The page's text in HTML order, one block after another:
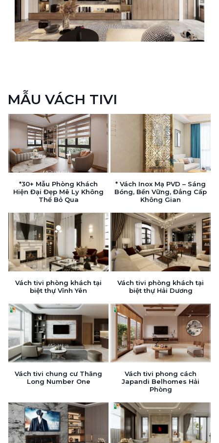
MẪU VÁCH TIVI
*30+ Mẫu Phòng Khách
Hiện Đại Đẹp Mê Ly Không
Thể Bỏ Qua
* Vách Inox Mạ PVD – Sáng
Bóng, Bền Vững, Đẳng Cấp
Không Gian
Vách tivi phòng khách tại
biệt thự Vĩnh Yên
Vách tivi phòng khách tại
biệt thự Hải Dương
Vách tivi chung cư Thăng
Long Number One
Vách tivi phong cách
Japandi Belhomes Hải
Phòng